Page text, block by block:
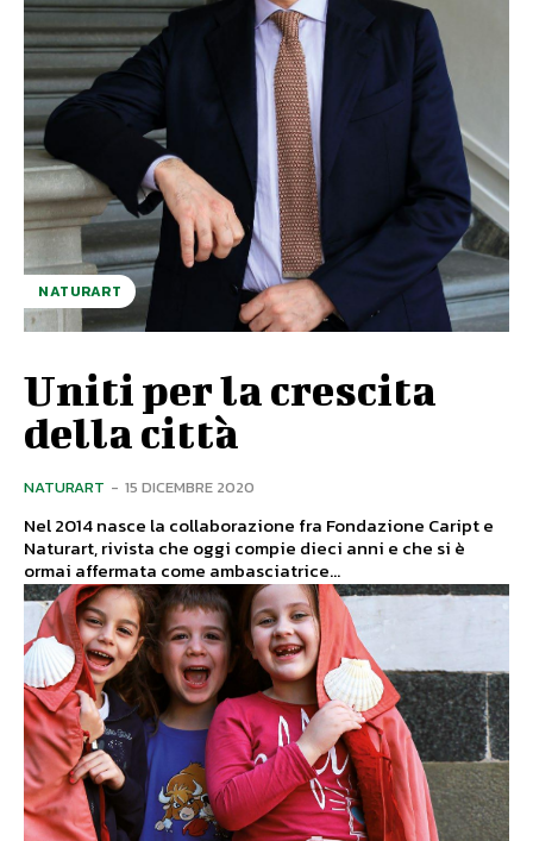
NATURART
Uniti per la crescita
della città
NATURART - 15 DICEMBRE 2020
Nel 2014 nasce la collaborazione fra Fondazione Caript e
Naturart, rivista che oggi compie dieci anni e che si è
ormai affermata come ambasciatrice...